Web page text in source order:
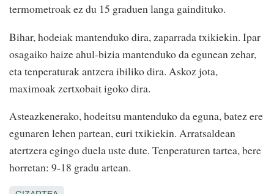
termometroak ez du 15 graduen langa gaindituko.
Bihar, hodeiak mantenduko dira, zaparrada txikiekin. Ipar
osagaiko haize ahul-bizia mantenduko da egunean zehar,
eta tenperaturak antzera ibiliko dira. Askoz jota,
maximoak zertxobait igoko dira.
Asteazkenerako, hodeitsu mantenduko da eguna, batez ere
egunaren lehen partean, euri txikiekin. Arratsaldean
atertzera egingo duela uste dute. Tenperaturen tartea, bere
horretan: 9-18 gradu artean.